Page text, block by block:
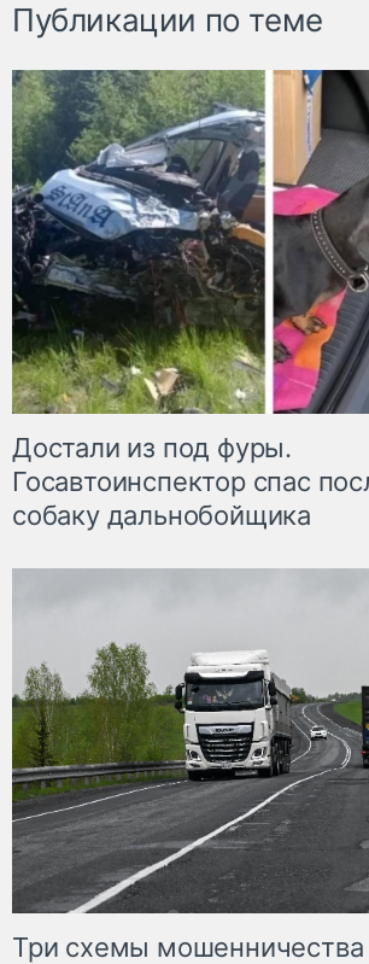
Публикации по теме
Достали из под фуры.
Госавтоинспектор спас
собаку дальнобойщика
Три схемы мошенничества